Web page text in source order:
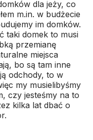
dla jeży, co
m.in. w budżecie
im domków.
taki domek to musi
przemianę
miejsca
bo są tam inne
odchody, to w
my musielibyśmy
czy jesteśmy na to
kilka lat dbać o